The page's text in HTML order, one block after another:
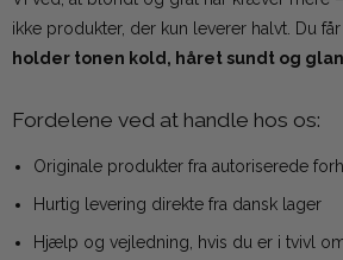
ikke produkter, der kun leverer halvt. Du
holder tonen kold, håret sundt og
Fordelene ved at handle hos os:
Originale produkter fra autoriserede
Hurtig levering direkte fra dansk lager
Hjælp og vejledning, hvis du er i tvivl